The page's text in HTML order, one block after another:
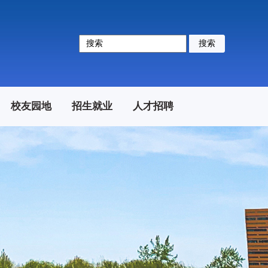
搜索
校友园地 招生就业 人才招聘